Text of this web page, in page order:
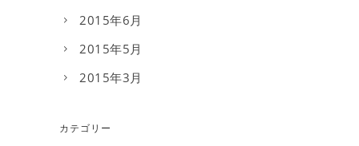
2015年6月
2015年5月
2015年3月
カテゴリー